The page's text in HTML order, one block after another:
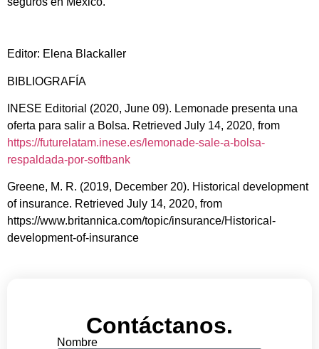
Editor: Elena Blackaller
BIBLIOGRAFÍA
INESE Editorial (2020, June 09). Lemonade presenta una
oferta para salir a Bolsa. Retrieved July 14, 2020, from
https://futurelatam.inese.es/lemonade-sale-a-bolsa-
respaldada-por-softbank
Greene, M. R. (2019, December 20). Historical development
of insurance. Retrieved July 14, 2020, from
https://www.britannica.com/topic/insurance/Historical-
development-of-insurance
Contáctanos.
Nombre